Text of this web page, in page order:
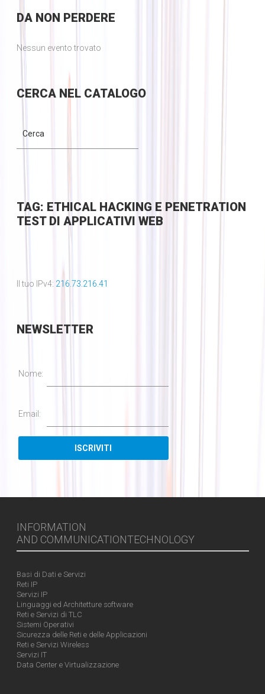
DANON PERDERE
Nessun evento trovato
CERCANEL CATALOGO
TAG: ETHICAL HACKING E PENETRATION
TEST DI APPLICATIVI WEB
Il tuo IPv4: 216.73.216.41
NEWSLETTER
Nome:
Email:
INFORMATION
AND COMMUNICATIONTECHNOLOGY
Basi di Dati e Servizi
Reti IP
Servizi IP
Linguaggi ed Architetture software
Reti e Servizi di TLC
Sistemi Operativi
Sicurezza delle Reti e delle Applicazioni
Reti e Servizi Wireless
Servizi IT
Data Center e Virtualizzazione